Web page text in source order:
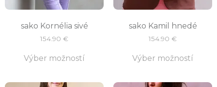
sako Kornélia sivé
154.90 €
Výber možností
sako Kamil hnedé
154.90 €
Výber možností